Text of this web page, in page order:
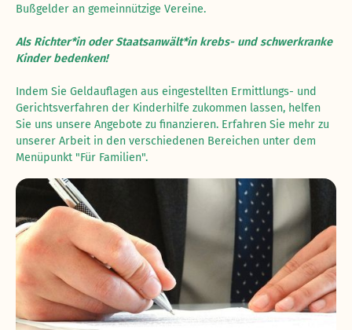
Bußgelder an gemeinnützige Vereine.
Als Richter*in oder Staatsanwält*in krebs- und schwerkranke
Kinder bedenken!
Indem Sie Geldauflagen aus eingestellten Ermittlungs- und
Gerichtsverfahren der Kinderhilfe zukommen lassen, helfen
Sie uns unsere Angebote zu finanzieren. Erfahren Sie mehr zu
unserer Arbeit in den verschiedenen Bereichen unter dem
Menüpunkt "Für Familien".